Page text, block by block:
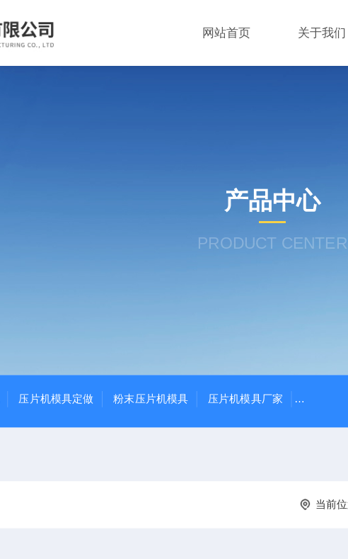
网站首页 关于我们
产品中心
PRODUCT CENTER
压片机模具定做 粉末压片机模具 压片机模具厂家 THP-4、
当前位